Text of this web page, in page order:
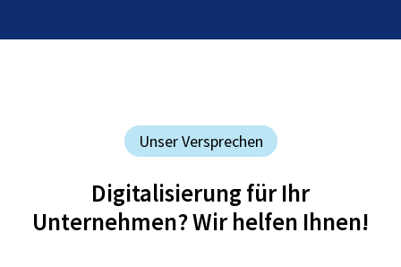
Unser Versprechen
Digitalisierung für Ihr
Unternehmen? Wir helfen Ihnen!